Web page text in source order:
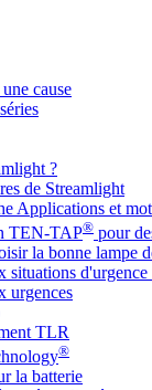
cause
?
de Streamlight
Applications et
TEN-TAP® pour
la bonne lampe
situations
urgences
TLR
®
la batterie